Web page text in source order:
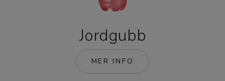
Jordgubb
MER INFO